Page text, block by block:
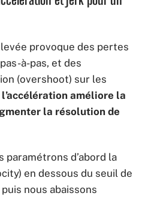
provoque des pertes
à-pas, et des
(overshoot) sur les
améliore la
la résolution de
paramétrons d’abord la
en dessous du seuil de
nous abaissons